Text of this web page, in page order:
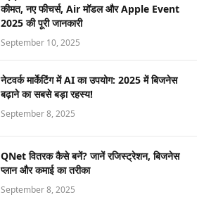
कीमत, नए फीचर्स, Air मॉडल और Apple Event
2025 की पूरी जानकारी
September 10, 2025
नेटवर्क मार्केटिंग में AI का उपयोग: 2025 में बिजनेस
बढ़ाने का सबसे बड़ा रहस्य!
September 8, 2025
QNet वितरक कैसे बनें? जानें रजिस्ट्रेशन, बिजनेस
प्लान और कमाई का तरीका
September 8, 2025